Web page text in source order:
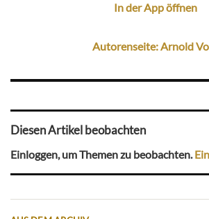
In der App öffnen
Autorenseite: Arnold
Diesen Artikel beobachten
Einloggen, um Themen zu beobachten.